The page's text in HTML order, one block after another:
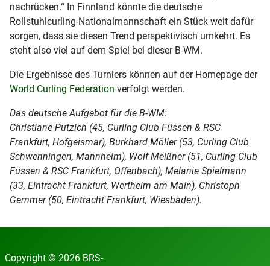
nachrücken.“ In Finnland könnte die deutsche
Rollstuhlcurling-Nationalmannschaft ein Stück weit dafür
sorgen, dass sie diesen Trend perspektivisch umkehrt. Es
steht also viel auf dem Spiel bei dieser B-WM.
Die Ergebnisse des Turniers können auf der Homepage der
World Curling Federation verfolgt werden.
Das deutsche Aufgebot für die B-WM:
Christiane Putzich (45, Curling Club Füssen & RSC
Frankfurt, Hofgeismar), Burkhard Möller (53, Curling Club
Schwenningen, Mannheim), Wolf Meißner (51, Curling Club
Füssen & RSC Frankfurt, Offenbach), Melanie Spielmann
(33, Eintracht Frankfurt, Wertheim am Main), Christoph
Gemmer (50, Eintracht Frankfurt, Wiesbaden).
Copyright © 2026 BRS-